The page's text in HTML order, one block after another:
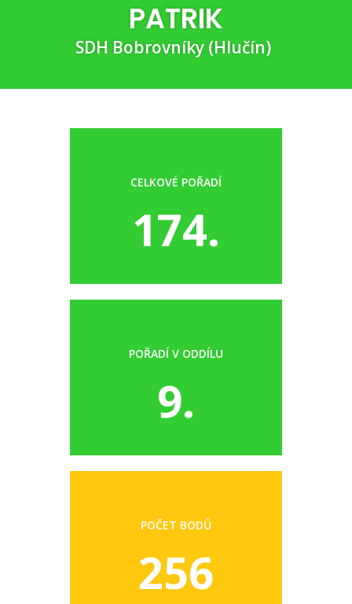
PATRIK
SDH Bobrovníky (Hlučín)
CELKOVÉ POŘADÍ
174.
POŘADÍ V ODDÍLU
9.
POČET BODŮ
256